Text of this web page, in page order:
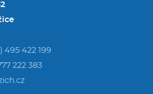
495 422 199
222 383